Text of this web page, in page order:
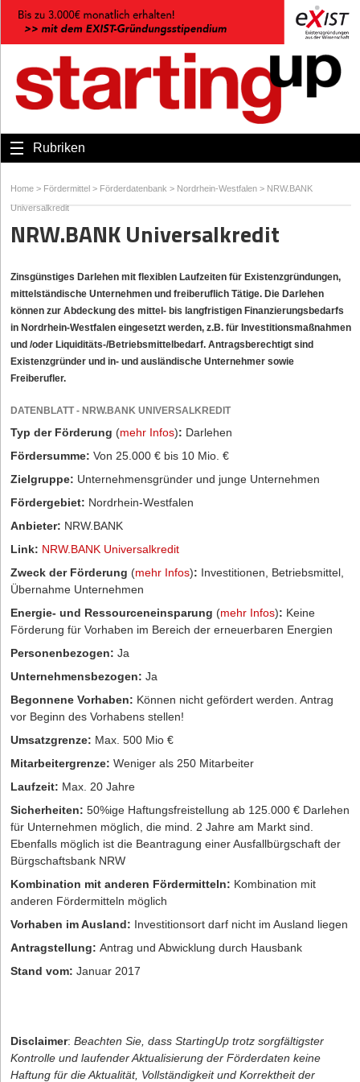
Rubriken
Home > Fördermittel > Förderdatenbank > Nordrhein-Westfalen > NRW.BANK
Universalkredit
NRW.BANK Universalkredit
Zinsgünstiges Darlehen mit flexiblen Laufzeiten für Existenzgründungen,
mittelständische Unternehmen und freiberuflich Tätige. Die Darlehen
können zur Abdeckung des mittel- bis langfristigen Finanzierungsbedarfs
in Nordrhein-Westfalen eingesetzt werden, z.B. für Investitionsmaßnahmen
und /oder Liquiditäts-/Betriebsmittelbedarf. Antragsberechtigt sind
Existenzgründer und in- und ausländische Unternehmer sowie
Freiberufler.
DATENBLATT - NRW.BANK UNIVERSALKREDIT
Typ der Förderung (mehr Infos): Darlehen
Fördersumme: Von 25.000 € bis 10 Mio. €
Zielgruppe: Unternehmensgründer und junge Unternehmen
Fördergebiet: Nordrhein-Westfalen
Anbieter: NRW.BANK
Link: NRW.BANK Universalkredit
Zweck der Förderung (mehr Infos): Investitionen, Betriebsmittel,
Übernahme Unternehmen
Energie- und Ressourceneinsparung (mehr Infos): Keine
Förderung für Vorhaben im Bereich der erneuerbaren Energien
Personenbezogen: Ja
Unternehmensbezogen: Ja
Begonnene Vorhaben: Können nicht gefördert werden. Antrag
vor Beginn des Vorhabens stellen!
Umsatzgrenze: Max. 500 Mio €
Mitarbeitergrenze: Weniger als 250 Mitarbeiter
Laufzeit: Max. 20 Jahre
Sicherheiten: 50%ige Haftungsfreistellung ab 125.000 € Darlehen
für Unternehmen möglich, die mind. 2 Jahre am Markt sind.
Ebenfalls möglich ist die Beantragung einer Ausfallbürgschaft der
Bürgschaftsbank NRW
Kombination mit anderen Fördermitteln: Kombination mit
anderen Fördermitteln möglich
Vorhaben im Ausland: Investitionsort darf nicht im Ausland liegen
Antragstellung: Antrag und Abwicklung durch Hausbank
Stand vom: Januar 2017
Disclaimer: Beachten Sie, dass StartingUp trotz sorgfältigster
Kontrolle und laufender Aktualisierung der Förderdaten keine
Haftung für die Aktualität, Vollständigkeit und Korrektheit der